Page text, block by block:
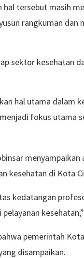
hal tersebut masih
rangkuman
sektor kesehatan
hal utama dalam
fokus utama
kesehatan di Kota
kedatangan
pemerintah
disampaikan.